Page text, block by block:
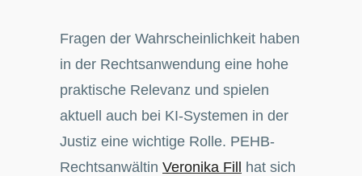
Fragen der Wahrscheinlichkeit haben
in der Rechtsanwendung eine hohe
praktische Relevanz und spielen
aktuell auch bei KI-Systemen in der
Justiz eine wichtige Rolle. PEHB-
Rechtsanwältin Veronika Fill hat sich